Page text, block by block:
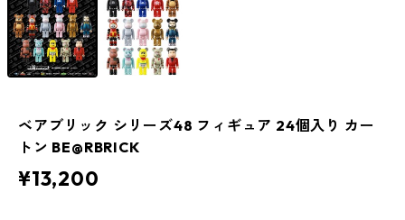
ベアブリック シリーズ48 フィギュア 24個入り カー
トン BE@RBRICK
¥13,200